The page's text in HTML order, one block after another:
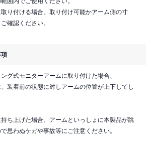
り付ける場合、取り付け可能かアーム側の寸
確認ください。
項
グ式モニターアームに取り付けた場合、
装着前の状態に対しアームの位置が上下してし
ち上げた場合、アームといっしょに本製品が跳
思わぬケガや事故等にご注意ください。